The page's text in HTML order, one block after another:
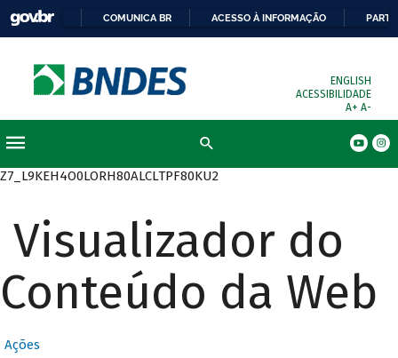
COMUNICA BR ACESSO À INFORMAÇÃO
ENGLISH
ACESSIBILIDADE
A+ A-
Z7_L9KEH4O0LORH80ALCLTPF80KU2
Visualizador do
Conteúdo da Web
Ações